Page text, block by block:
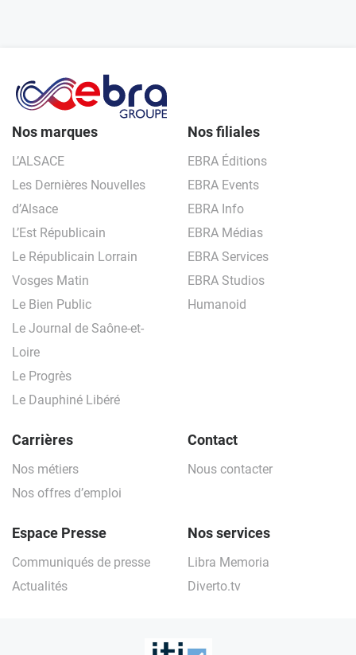
Nos marques
L’ALSACE
Les Dernières Nouvelles
d’Alsace
L’Est Républicain
Le Républicain Lorrain
Vosges Matin
Le Bien Public
Le Journal de Saône-et-
Loire
Le Progrès
Le Dauphiné Libéré
Nos filiales
EBRA Éditions
EBRA Events
EBRA Info
EBRA Médias
EBRA Services
EBRA Studios
Humanoid
Carrières
Nos métiers
Nos offres d’emploi
Espace Presse
Communiqués de presse
Actualités
Contact
Nous contacter
Nos services
Libra Memoria
Diverto.tv